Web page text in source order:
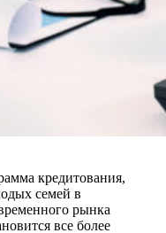
кредитования,
семей в
рынка
все более